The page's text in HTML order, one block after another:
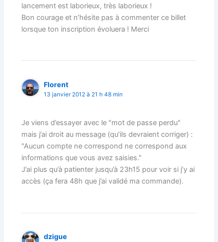
lancement est laborieux, très laborieux !
Bon courage et n’hésite pas à commenter ce billet
lorsque ton inscription évoluera ! Merci
Florent
13 janvier 2012 à 21 h 48 min
Je viens d’essayer avec le "mot de passe perdu"
mais j’ai droit au message (qu’ils devraient corriger) :
"Aucun compte ne correspond ne correspond aux
informations que vous avez saisies."
J’ai plus qu’à patienter jusqu’à 23h15 pour voir si j’y ai
accès (ça fera 48h que j’ai validé ma commande).
dzigue